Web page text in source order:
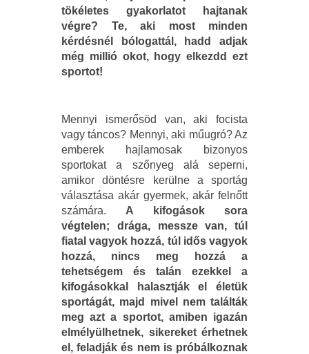
tökéletes gyakorlatot hajtanak
végre? Te, aki most minden
kérdésnél bólogattál, hadd adjak
még millió okot, hogy elkezdd ezt
sportot!
Mennyi ismerősöd van, aki focista
vagy táncos? Mennyi, aki műugró? Az
emberek hajlamosak bizonyos
sportokat a szőnyeg alá seperni,
amikor döntésre kerülne a sportág
választása akár gyermek, akár felnőtt
számára. A kifogások sora
végtelen; drága, messze van, túl
fiatal vagyok hozzá, túl idős vagyok
hozzá, nincs meg hozzá a
tehetségem és talán ezekkel a
kifogásokkal halasztják el életük
sportágát, majd mivel nem találták
meg azt a sportot, amiben igazán
elmélyülhetnek, sikereket érhetnek
el, feladják és nem is próbálkoznak